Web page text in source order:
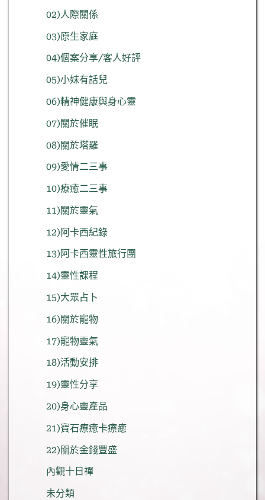
02)人際關係
03)原生家庭
04)個案分享/客人好評
05)小妹有話兒
06)精神健康與身心靈
07)關於催眠
08)關於塔羅
09)愛情二三事
10)療癒二三事
11)關於靈氣
12)阿卡西紀錄
13)阿卡西靈性旅行團
14)靈性課程
15)大眾占卜
16)關於寵物
17)寵物靈氣
18)活動安排
19)靈性分享
20)身心靈產品
21)寶石療癒卡療癒
22)關於金錢豐盛
內觀十日禪
未分類